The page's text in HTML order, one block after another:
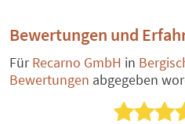
Bewertungen und
FürRecarno GmbH in
Bewertungen abgegeben